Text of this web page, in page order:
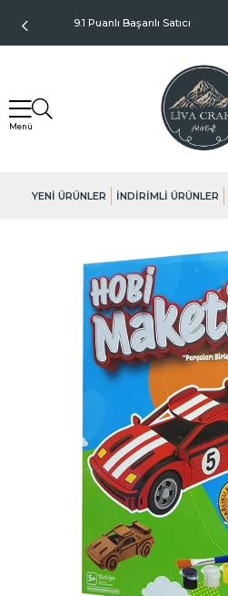
9.1 Puanlı Başarılı Satıcı
YENİ ÜRÜNLER İNDİRİMLİ ÜRÜNLER